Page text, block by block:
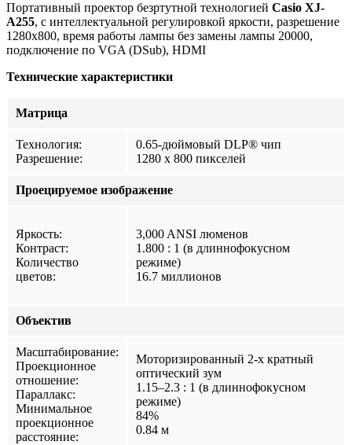
Портативный проектор безртутной технологией Casio XJ-
A255, с интеллектуальной регулировкой яркости, разрешение
1280x800, время работы лампы без замены лампы 20000,
подключение по VGA (DSub), HDMI
Технические характеристики
Матрица
Технология:
Разрешение:
0.65-дюймовый DLP® чип
1280 x 800 пикселей
Проецируемое изображение
Яркость:
Контраст:
Количество
цветов:
3,000 ANSI люменов
1.800 : 1 (в длиннофокусном
режиме)
16.7 миллионов
Объектив
Масштабирование:
Проекционное
отношение:
Параллакс:
Минимальное
проекционное
расстояние:
Моторизированный 2-х кратный
оптический зум
1.15–2.3 : 1 (в длиннофокусном
режиме)
84%
0.84 м